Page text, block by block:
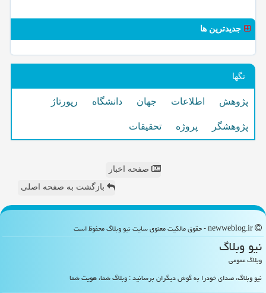
جدیدترین ها
تگها
پژوهش اطلاعات جهان دانشگاه رپورتاژ
پژوهشگر پروژه تحقیقات
صفحه اخبار
بازگشت به صفحه اصلی
نیو وبلاگ
وبلاگ عمومی
نیو وبلاگ، صدای خودرا به گوش دیگران برسانید : وبلاگ شما، هویت شما